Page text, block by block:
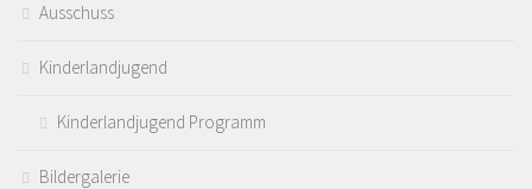
Ausschuss
Kinderlandjugend
Kinderlandjugend Programm
Bildergalerie